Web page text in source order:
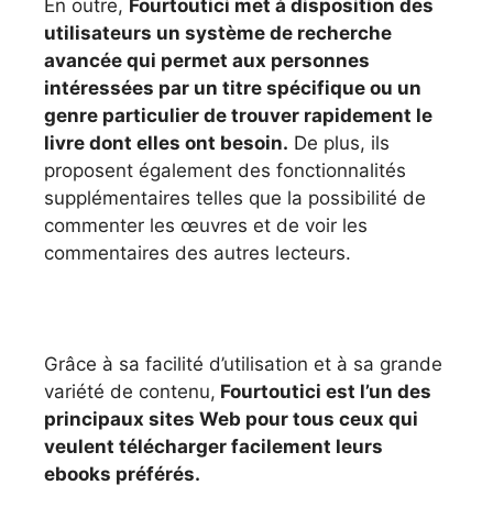
En outre, Fourtoutici met à disposition des
utilisateurs un système de recherche
avancée qui permet aux personnes
intéressées par un titre spécifique ou un
genre particulier de trouver rapidement le
livre dont elles ont besoin. De plus, ils
proposent également des fonctionnalités
supplémentaires telles que la possibilité de
commenter les œuvres et de voir les
commentaires des autres lecteurs.
Grâce à sa facilité d’utilisation et à sa grande
variété de contenu, Fourtoutici est l’un des
principaux sites Web pour tous ceux qui
veulent télécharger facilement leurs
ebooks préférés.